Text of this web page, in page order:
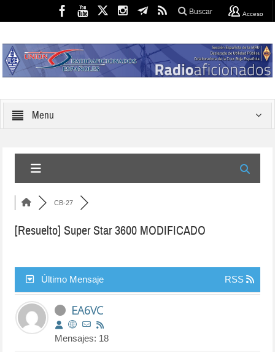
Buscar Acceso
Menu
CB-27
[Resuelto] Super Star 3600 MODIFICADO
Último Mensaje RSS
EA6VC
Mensajes: 18